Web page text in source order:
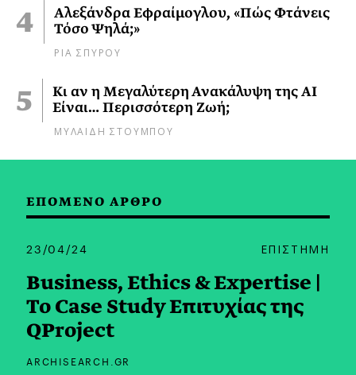
Αλεξάνδρα Εφραίμογλου, «Πώς Φτάνεις
Τόσο Ψηλά;»
ΡΙΑ ΣΠΥΡΟΥ
Κι αν η Μεγαλύτερη Ανακάλυψη της AI
Είναι… Περισσότερη Ζωή;
ΜΥΛΑΙΔΗ ΣΤΟΥΜΠΟΥ
ΕΠΟΜΕΝΟ ΑΡΘΡΟ
23/04/24 ΕΠΙΣΤΗΜΗ
Business, Εthics & Εxpertise |
Το Case Study Επιτυχίας της
QProject
ARCHISEARCH.GR